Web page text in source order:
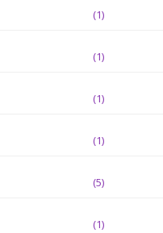
(1)
(1)
(1)
(1)
(5)
(1)